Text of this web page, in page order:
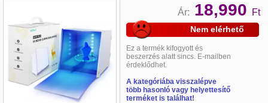
Ár: 18,990 Ft
Nem elérhető
Ez a termék kifogyott és
beszerzés alatt sincs. E-mailben
érdeklődhet.
A kategóriába visszalépve
több hasonló vagy helyettesítő
terméket is találhat!